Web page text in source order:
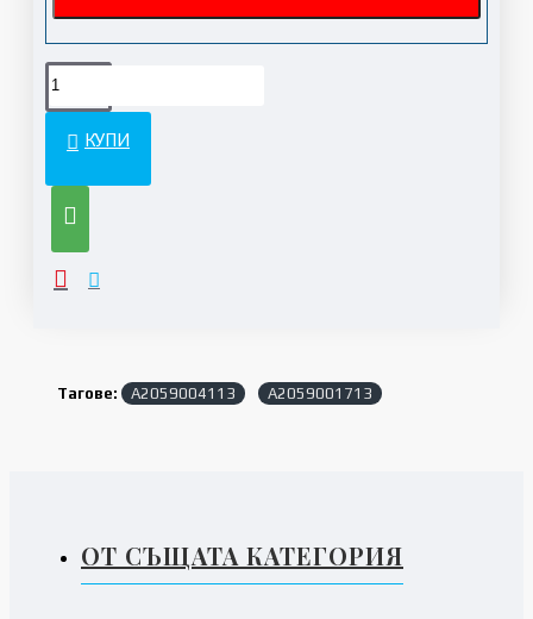
КУПИ
Тагове: A2059004113 A2059001713
ОТ СЪЩАТА КАТЕГОРИЯ